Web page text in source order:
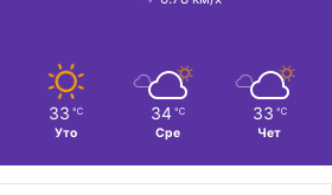
33 ℃
Уто
34 ℃
Сре
33 ℃
Чет